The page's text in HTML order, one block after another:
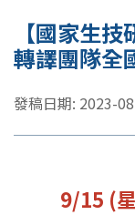
【國家生
轉譯團隊全
發稿日期: 2023-
9/15 (